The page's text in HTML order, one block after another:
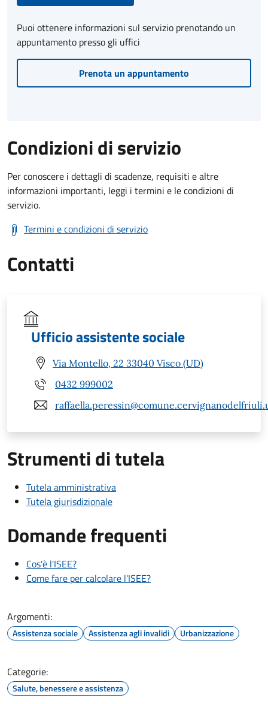
Puoi ottenere informazioni sul servizio prenotando un
appuntamento presso gli uffici
Prenota un appuntamento
Condizioni di servizio
Per conoscere i dettagli di scadenze, requisiti e altre
informazioni importanti, leggi i termini e le condizioni di
servizio.
Termini e condizioni di servizio
Contatti
Ufficio assistente sociale
Via Montello, 22 33040 Visco (UD)
0432 999002
Strumenti di tutela
Tutela amministrativa
Tutela giurisdizionale
Domande frequenti
Cos'è l'ISEE?
Come fare per calcolare l'ISEE?
Argomenti:
Assistenza sociale Assistenza agli invalidi Urbanizzazione
Categorie:
Salute, benessere e assistenza